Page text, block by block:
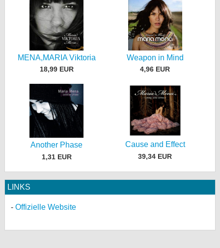
MENA,MARIA Viktoria
18,99 EUR
Weapon in Mind
4,96 EUR
Another Phase
1,31 EUR
Cause and Effect
39,34 EUR
LINKS
Offizielle Website